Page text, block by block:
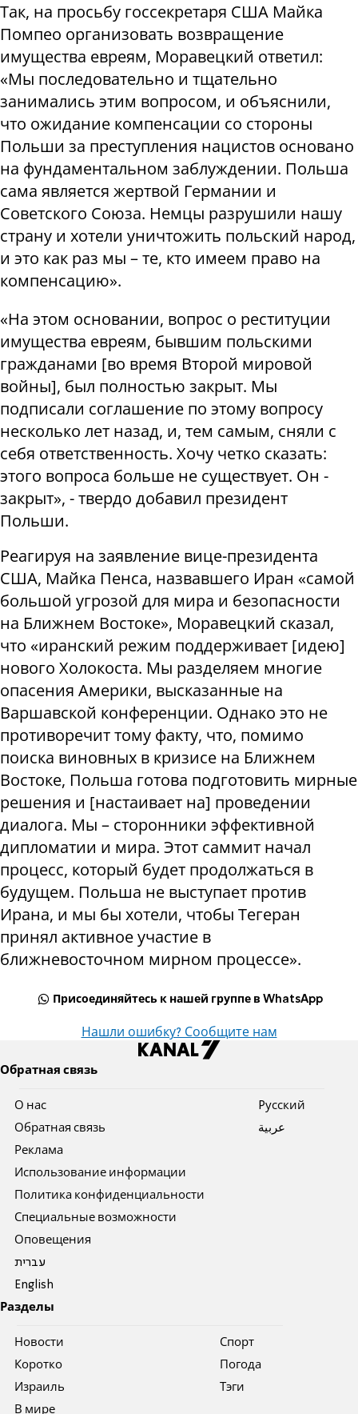
Так, на просьбу госсекретаря США Майка
Помпео организовать возвращение
имущества евреям, Моравецкий ответил:
«Мы последовательно и тщательно
занимались этим вопросом, и объяснили,
что ожидание компенсации со стороны
Польши за преступления нацистов основано
на фундаментальном заблуждении. Польша
сама является жертвой Германии и
Советского Союза. Немцы разрушили нашу
страну и хотели уничтожить польский народ,
и это как раз мы – те, кто имеем право на
компенсацию».
«На этом основании, вопрос о реституции
имущества евреям, бывшим польскими
гражданами [во время Второй мировой
войны], был полностью закрыт. Мы
подписали соглашение по этому вопросу
несколько лет назад, и, тем самым, сняли с
себя ответственность. Хочу четко сказать:
этого вопроса больше не существует. Он -
закрыт», - твердо добавил президент
Польши.
Реагируя на заявление вице-президента
США, Майка Пенса, назвавшего Иран «самой
большой угрозой для мира и безопасности
на Ближнем Востоке», Моравецкий сказал,
что «иранский режим поддерживает [идею]
нового Холокоста. Мы разделяем многие
опасения Америки, высказанные на
Варшавской конференции. Однако это не
противоречит тому факту, что, помимо
поиска виновных в кризисе на Ближнем
Востоке, Польша готова подготовить мирные
решения и [настаивает на] проведении
диалога. Мы – сторонники эффективной
дипломатии и мира. Этот саммит начал
процесс, который будет продолжаться в
будущем. Польша не выступает против
Ирана, и мы бы хотели, чтобы Тегеран
принял активное участие в
ближневосточном мирном процессе».
Присоединяйтесь к нашей группе в WhatsApp
Нашли ошибку? Сообщите нам
Обратная связь
О нас
Обратная связь
Реклама
Использование информации
Политика конфиденциальности
Специальные возможности
Оповещения
עברית
English
Pусский
عربية
Разделы
Новости
Коротко
Израиль
В мире
Спорт
Погода
Тэги